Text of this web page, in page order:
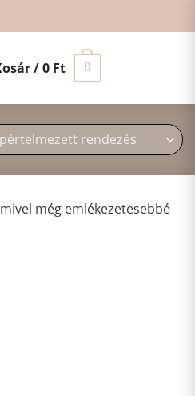
/0 Ft 0
még emlékezetesebbé